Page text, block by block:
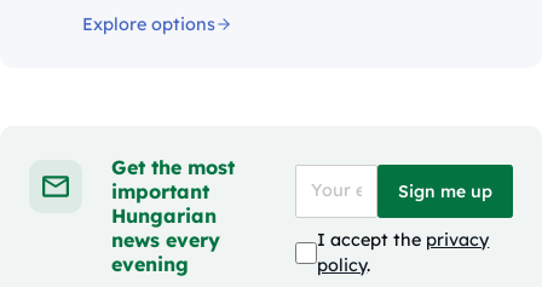
Explore options
Get the most
important
Hungarian
news every
evening
Sign me up
I accept the privacy
policy.